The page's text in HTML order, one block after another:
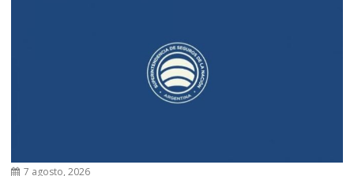
7 agosto, 2026